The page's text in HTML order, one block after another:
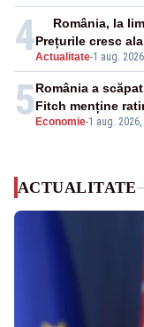
4Actualitate-1 aug.
România, la
Prețurile cresc
5 Economie-1 aug. 2026,
România a
Fitch menține
ACTUALITATE